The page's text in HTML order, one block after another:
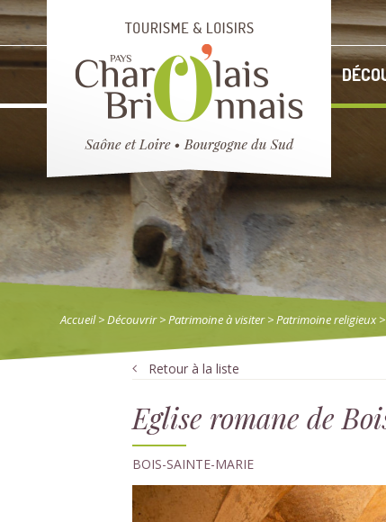
Accueil> Découvrir>Patrimoine à visiter>Patrimoine religieux>
Retour à la liste
Eglise romane de
BOIS-SAINTE-MARIE